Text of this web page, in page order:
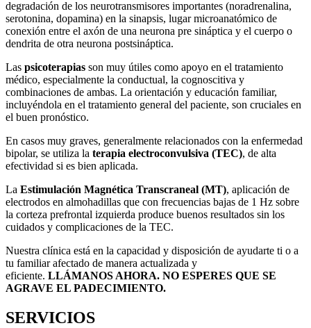
degradación de los neurotransmisores importantes (noradrenalina,
serotonina, dopamina) en la sinapsis, lugar microanatómico de
conexión entre el axón de una neurona pre sináptica y el cuerpo o
dendrita de otra neurona postsináptica.
Las psicoterapias son muy útiles como apoyo en el tratamiento
médico, especialmente la conductual, la cognoscitiva y
combinaciones de ambas. La orientación y educación familiar,
incluyéndola en el tratamiento general del paciente, son cruciales en
el buen pronóstico.
En casos muy graves, generalmente relacionados con la enfermedad
bipolar, se utiliza la terapia electroconvulsiva (TEC), de alta
efectividad si es bien aplicada.
La Estimulación Magnética Transcraneal (MT), aplicación de
electrodos en almohadillas que con frecuencias bajas de 1 Hz sobre
la corteza prefrontal izquierda produce buenos resultados sin los
cuidados y complicaciones de la TEC.
Nuestra clínica está en la capacidad y disposición de ayudarte ti o a
tu familiar afectado de manera actualizada y
eficiente. LLÁMANOS AHORA. NO ESPERES QUE SE
AGRAVE EL PADECIMIENTO.
SERVICIOS